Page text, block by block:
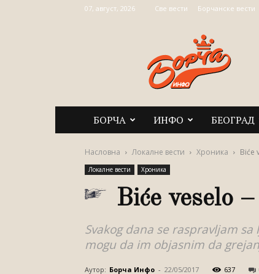
07, август, 2026 Све вести Борчанске вести
БОРЧА ИНФО БЕОГРАД
Насловна Локалне вести Хроника Biće
Локалне вести Хроника
Biće veselo
Svakog dana se raspravljam
mogu da im objasnim da
Аутор: Борча Инфо - 22/05/2017 637